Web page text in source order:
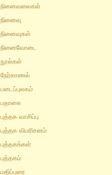
நினைவலைகள்
நினைவு
நினைவுகள்
நினைவோடை
நூல்கள்
நேர்காணல்
படைப்புலகம்
பதாகை
புத்தக வாசிப்பு
புத்தக விமரிசனம்
புத்தகங்கள்
புத்தகம்
மதிப்புரை